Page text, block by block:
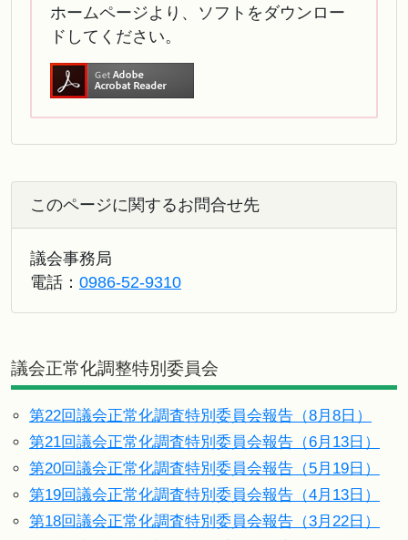
ホームページより、ソフトをダウンロー
ドしてください。
このページに関するお問合せ先
議会事務局
電話： 0986-52-9310
議会正常化調整特別委員会
第22回議会正常化調査特別委員会報告（8月8日）
第21回議会正常化調査特別委員会報告（6月13日）
第20回議会正常化調査特別委員会報告（5月19日）
第19回議会正常化調査特別委員会報告（4月13日）
第18回議会正常化調査特別委員会報告（3月22日）